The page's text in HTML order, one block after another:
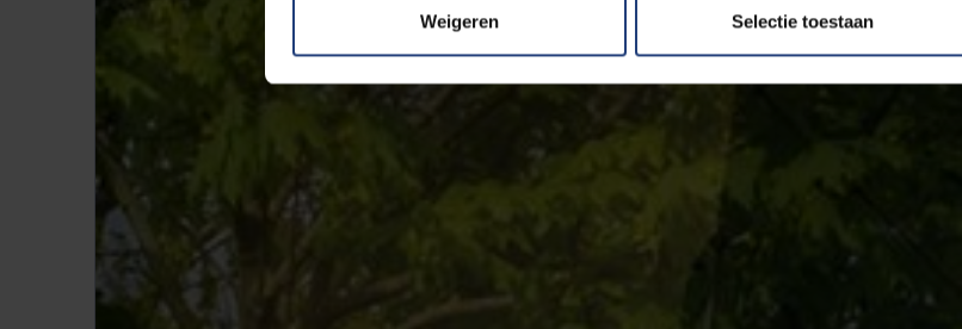
Weigeren Selectie toestaan